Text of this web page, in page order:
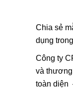
Chia sẻ
dụng
Công ty
và thương
toàn diện